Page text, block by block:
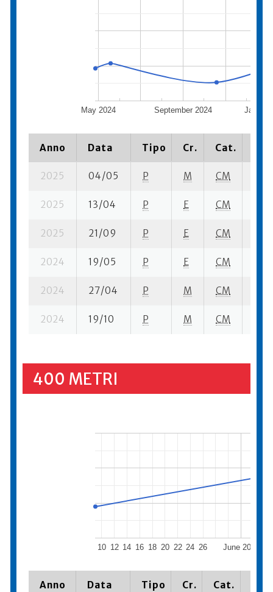
May 2024 September 2024
Anno Data Tipo Cr. Cat.
2025 04/05 P M CM
2025 13/04 P E CM
2025 21/09 P E CM
2024 19/05 P E CM
2024 27/04 P M CM
2024 19/10 P M CM
400 METRI
June 2026
10 12 14 16 18 20 22 24 26
Anno Data Tipo Cr. Cat.